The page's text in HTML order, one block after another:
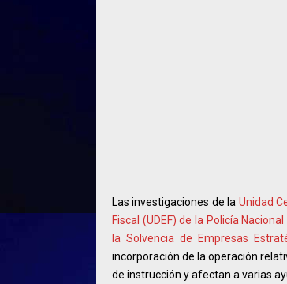
Las investigaciones de la Unidad
Fiscal (UDEF) de la Policía Nacional
la Solvencia de Empresas
incorporación de la operación
de instrucción y afectan a varias